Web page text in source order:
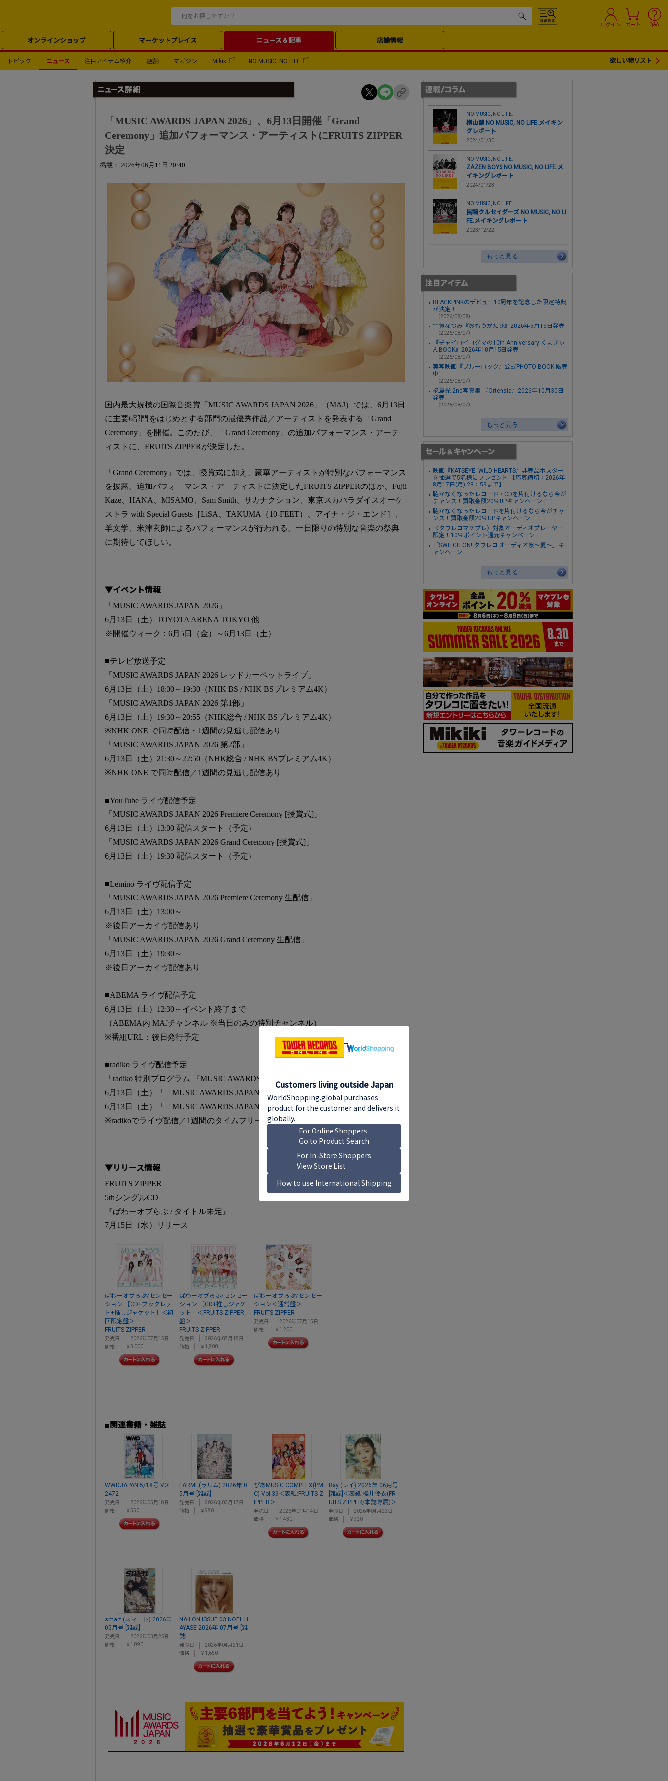
ログイン カート Q&A
オンラインショップ マーケットプレイス ニュース＆記事 店舗情報
トピック ニュース 注目アイテム紹介 店舗 マガジン Mikiki NO MUSIC, NO LIFE. 欲しい物リスト
「MUSIC AWARDS JAPAN 2026」、6月13日開催「Grand
Ceremony」追加パフォーマンス・アーティストにFRUITS ZIPPER
決定
掲載： 2026年06月11日 20:40
国内最大規模の国際音楽賞「MUSIC AWARDS JAPAN 2026」（MAJ）では、6月13日
に主要6部門をはじめとする部門の最優秀作品／アーティストを発表する「Grand
Ceremony」を開催。このたび、「Grand Ceremony」の追加パフォーマンス・アーテ
ィストに、FRUITS ZIPPERが決定した。
「Grand Ceremony」では、授賞式に加え、豪華アーティストが特別なパフォーマンス
を披露。追加パフォーマンス・アーティストに決定したFRUITS ZIPPERのほか、Fujii
Kaze、HANA、MISAMO、Sam Smith、サカナクション、東京スカパラダイスオーケ
ストラ with Special Guests［LiSA、TAKUMA（10-FEET）、アイナ・ジ・エンド］、
羊文学、米津玄師によるパフォーマンスが行われる。一日限りの特別な音楽の祭典
に期待してほしい。
▼イベント情報
「MUSIC AWARDS JAPAN 2026」
6月13日（土）TOYOTA ARENA TOKYO 他
※開催ウィーク：6月5日（金）～6月13日（土）
■テレビ放送予定
「MUSIC AWARDS JAPAN 2026 レッドカーペットライブ」
6月13日（土）18:00～19:30（NHK BS / NHK BSプレミアム4K）
「MUSIC AWARDS JAPAN 2026 第1部」
6月13日（土）19:30～20:55（NHK総合 / NHK BSプレミアム4K）
※NHK ONE で同時配信・1週間の見逃し配信あり
「MUSIC AWARDS JAPAN 2026 第2部」
6月13日（土）21:30～22:50（NHK総合 / NHK BSプレミアム4K）
※NHK ONE で同時配信／1週間の見逃し配信あり
■YouTube ライヴ配信予定
「MUSIC AWARDS JAPAN 2026 Premiere Ceremony [授賞式]」
6月13日（土）13:00 配信スタート（予定）
「MUSIC AWARDS JAPAN 2026 Grand Ceremony [授賞式]」
6月13日（土）19:30 配信スタート（予定）
■Lemino ライヴ配信予定
「MUSIC AWARDS JAPAN 2026 Premiere Ceremony 生配信」
6月13日（土）13:00～
※後日アーカイヴ配信あり
「MUSIC AWARDS JAPAN 2026 Grand Ceremony 生配信」
6月13日（土）19:30～
※後日アーカイヴ配信あり
■ABEMA ライヴ配信予定
6月13日（土）12:30～イベント終了まで
（ABEMA内 MAJチャンネル ※当日のみの特別チャンネル）
※番組URL：後日発行予定
■radiko ライヴ配信予定
「radiko 特別プログラム 『MUSIC AWARDS JAPAN 2025 AUDIO LIVE』」
6月13日（土）「「MUSIC AWARDS JAPAN 2026」 Premiere Ceremony」
6月13日（土）「「MUSIC AWARDS JAPAN 2026」 Grand Ceremony」
※radikoでライヴ配信／1週間のタイムフリー配信あり
▼リリース情報
FRUITS ZIPPER
5thシングルCD
『ぱわーオブらぶ / タイトル未定』
7月15日（水）リリース
ぱわーオブらぶ/センセー
ション ［CD+ブックレッ
ト+推しジャケット］＜初
回限定盤＞
FRUITS ZIPPER
発売日
2026年07月15日
価格
￥3,000
ぱわーオブらぶ/センセー
ション ［CD+推しジャケ
ット］＜FRUITS ZIPPER
盤＞
FRUITS ZIPPER
発売日
2026年07月15日
価格
￥1,800
ぱわーオブらぶ/センセー
ション＜通常盤＞
FRUITS ZIPPER
発売日
2026年07月15日
価格
￥1,200
■関連書籍・雑誌
WWDJAPAN 5/18号 VOL.
2472
発売日
2026年05月18日
価格
￥550
LARME(ラルム) 2026年 0
5月号 [雑誌]
発売日
2026年03月17日
価格
￥980
ぴあMUSIC COMPLEX(PM
C) Vol.39＜表紙:FRUITS Z
IPPER＞
発売日
2026年01月14日
価格
￥1,430
Ray (レイ) 2026年 06月号
[雑誌]＜表紙:櫻井優衣(FR
UITS ZIPPER/本誌専属)＞
発売日
2026年04月23日
価格
￥920
smart (スマート) 2026年
05月号 [雑誌]
発売日
2026年03月25日
価格
￥1,890
NAILON ISSUE 03 NOEL H
AYASE 2026年 07月号 [雑
誌]
発売日
2026年04月21日
価格
￥1,650
NO MUSIC, NO LIFE.
横山健 NO MUSIC, NO LIFE.メイキン
グレポート
2024/01/30
NO MUSIC, NO LIFE.
ZAZEN BOYS NO MUSIC, NO LIFE.メ
イキングレポート
2024/01/23
NO MUSIC, NO LIFE.
民謡クルセイダーズ NO MUSIC, NO LI
FE.メイキングレポート
2023/12/22
もっと見る
BLACKPINKのデビュー10周年を記念した限定特典
が決定！
（2026/08/08）
宇賀なつみ『おもうがたび』2026年9月16日発売
（2026/08/07）
『チャイロイコグマの10th Anniversary くまきゅ
んBOOK』2026年10月15日発売
（2026/08/07）
実写映画『ブルーロック』公式PHOTO BOOK 販売
中
（2026/08/07）
椛島光 2nd写真集 『Ortensia』2026年10月30日
発売
（2026/08/07）
もっと見る
映画『KATSEYE: WILD HEARTS』非売品ポスター
を抽選で5名様にプレゼント 【応募締切：2026年
8月17日(月) 23：59まで】
聴かなくなったレコード・CDを片付けるなら今が
チャンス！買取金額20％UPキャンペーン！！
聴かなくなったレコードを片付けるなら今がチャ
ンス！買取金額20％UPキャンペーン！！
〈タワレコマケプレ〉対象オーディオプレーヤー
限定！10％ポイント還元キャンペーン
「SWITCH ON! タワレコ オーディオ祭～夏～」キ
ャンペーン
もっと見る